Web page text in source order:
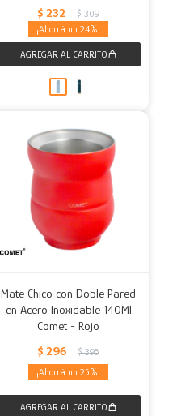
$ 232 $ 309
24
Mate Chico con Doble Pared
en Acero Inoxidable 140Ml
Comet - Rojo
$ 296 $ 395
25